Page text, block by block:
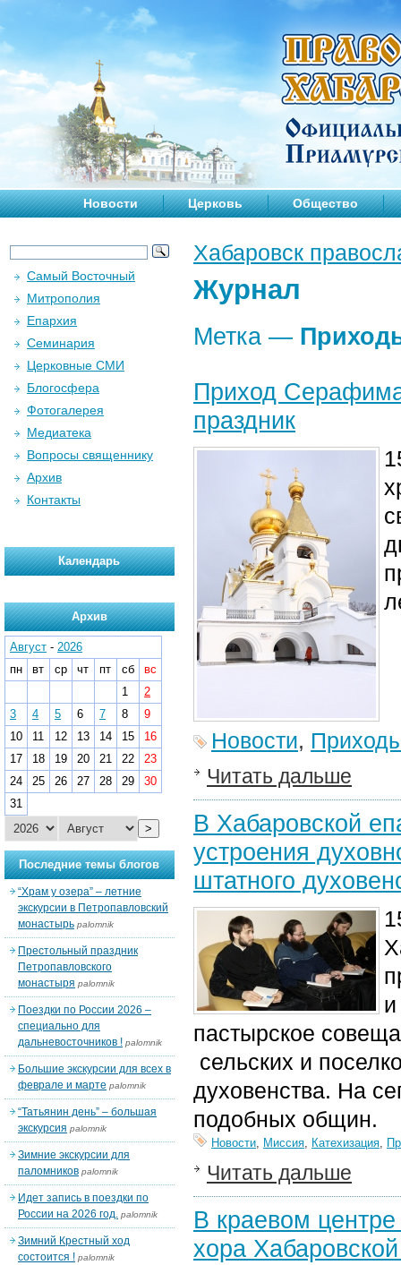
Новости Церковь Общество
Хабаровск
Журнал
Метка —
Приход
праздник
Новости,
Читать дальше
В Хабаровской
устроения
штатного
пастырское
сельских и
духовенства. На
подобных общин.
Новости, Миссия, Катехизация,
Читать дальше
В краевом
хора
Самый Восточный
Митрополия
Епархия
Семинария
Церковные СМИ
Блогосфера
Фотогалерея
Медиатека
Вопросы священнику
Архив
Контакты
Календарь
Архив
Август - 2026
пн
вт ср чт пт сб
вс
1
2
3
4 5 6 7 8
9
10
11 12 13 14 15
16
17
18 19 20 21 22
23
24
25 26 27 28 29
30
31
>
Последние темы блогов
“Храм у озера” – летние
экскурсии в Петропавловский
монастырь palomnik
Престольный праздник
Петропавловского
монастыря palomnik
Поездки по России 2026 –
специально для
дальневосточников ! palomnik
Большие экскурсии для всех в
феврале и марте palomnik
“Татьянин день” – большая
экскурсия palomnik
Зимние экскурсии для
паломников palomnik
Идет запись в поездки по
России на 2026 год. palomnik
Зимний Крестный ход
состоится ! palomnik